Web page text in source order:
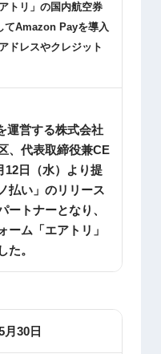
トリ」の国内航空券
てAmazon Payを導入
ドレスやクレジット
運営する株式会社
、代表取締役兼CE
12日（水）より提
払い」のリリース
ートナーとなり、
ーム「エアトリ」
た。
月30日